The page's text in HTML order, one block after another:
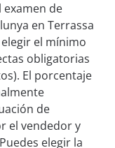
de
en Terrassa
elegir el mínimo
obligatorias
El porcentaje
de
el vendedor y
elegir la